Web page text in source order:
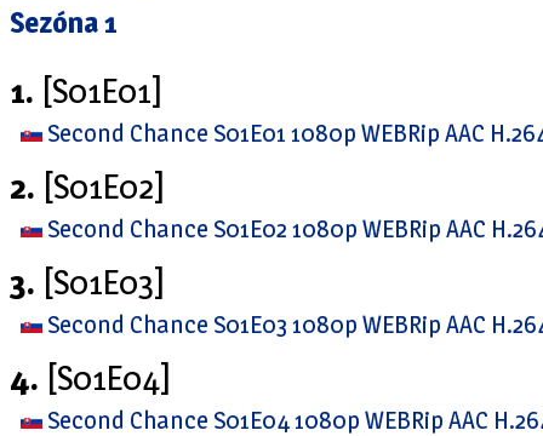
Sezóna 1
1. [S01E01]
Second Chance S01E01 1080p WEBRip AAC
2. [S01E02]
Second Chance S01E02 1080p WEBRip AAC
3. [S01E03]
Second Chance S01E03 1080p WEBRip AAC
4. [S01E04]
Second Chance S01E04 1080p WEBRip AAC